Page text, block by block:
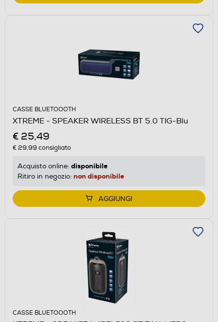
CASSE BLUETOOOTH
XTREME - SPEAKER WIRELESS BT 5.0 TIG-Blu
€ 25,49
€ 29,99 consigliato
Acquisto online: disponibile
Ritiro in negozio: non disponibile
AGGIUNGI
CASSE BLUETOOOTH